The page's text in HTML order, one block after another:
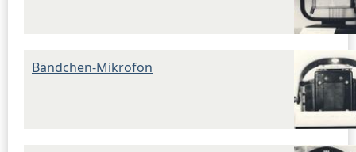
Bändchen-Mikrofon